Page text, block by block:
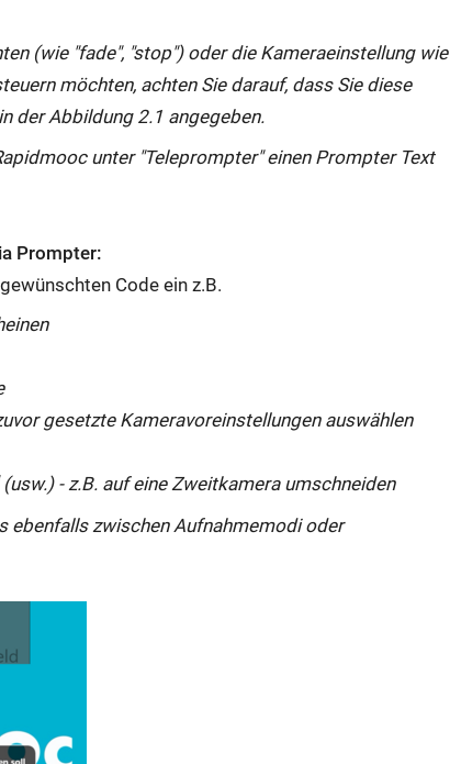
(wie "fade", "stop") oder die Kameraeinstellung wie
möchten, achten Sie darauf, dass Sie diese
der Abbildung 2.1 angegeben.
unter "Teleprompter" einen Prompter Text
Prompter:
Code ein z.B.
gesetzte Kameravoreinstellungen auswählen
- z.B. auf eine Zweitkamera umschneiden
ebenfalls zwischen Aufnahmemodi oder